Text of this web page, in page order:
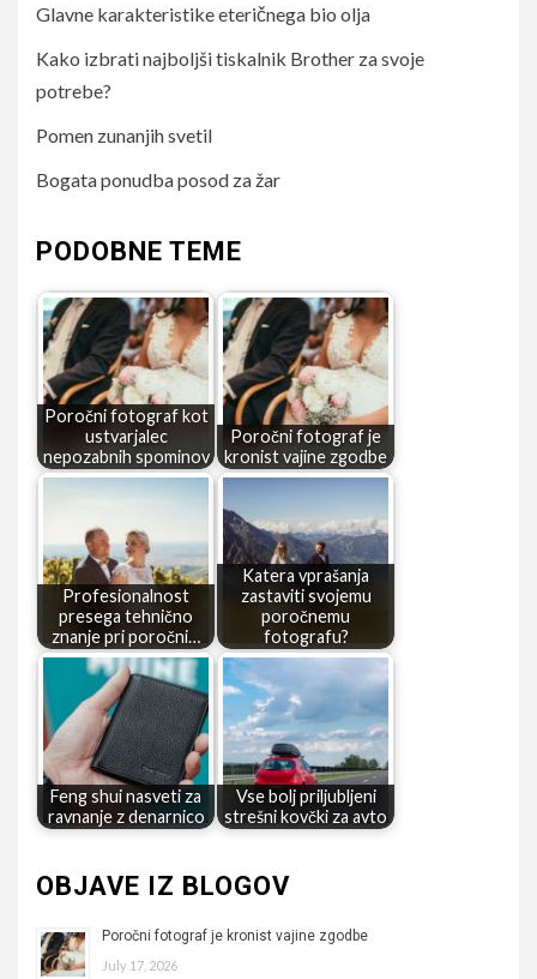
Glavne karakteristike eteričnega bio olja
Kako izbrati najboljši tiskalnik Brother za svoje
potrebe?
Pomen zunanjih svetil
Bogata ponudba posod za žar
PODOBNE TEME
Poročni fotograf kot
ustvarjalec
nepozabnih spominov
Poročni fotograf je
kronist vajine zgodbe
Profesionalnost
presega tehnično
znanje pri poročni…
Katera vprašanja
zastaviti svojemu
poročnemu
fotografu?
Feng shui nasveti za
ravnanje z denarnico
Vse bolj priljubljeni
strešni kovčki za avto
OBJAVE IZ BLOGOV
Poročni fotograf je kronist vajine zgodbe
July 17, 2026